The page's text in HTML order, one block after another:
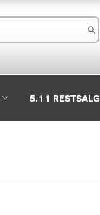
5.11 RESTSALG